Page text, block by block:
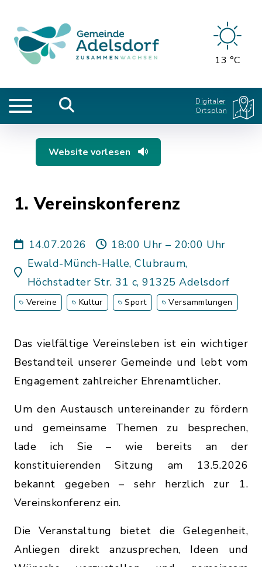
13 °C
Digitaler
Ortsplan
Website vorlesen
1. Vereinskonferenz
14.07.2026
18:00 Uhr – 20:00 Uhr
Ewald-Münch-Halle, Clubraum,
Höchstadter Str. 31 c, 91325 Adelsdorf
Vereine Kultur Sport Versammlungen
Das vielfältige Vereinsleben ist ein wichtiger
Bestandteil unserer Gemeinde und lebt vom
Engagement zahlreicher Ehrenamtlicher.
Um den Austausch untereinander zu fördern
und gemeinsame Themen zu besprechen,
lade ich Sie – wie bereits an der
konstituierenden Sitzung am 13.5.2026
bekannt gegeben – sehr herzlich zur 1.
Vereinskonferenz ein.
Die Veranstaltung bietet die Gelegenheit,
Anliegen direkt anzusprechen, Ideen und